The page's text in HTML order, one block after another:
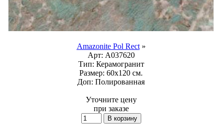
Amazonite Pol Rect»
Арт: A037620
Тип: Керамогранит
Размер: 60x120 см.
Доп: Полированная
Уточните цену
при заказе